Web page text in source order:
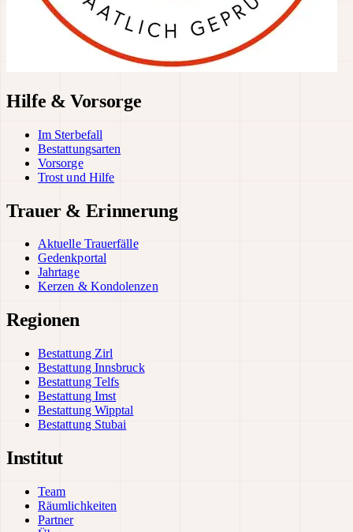
Hilfe & Vorsorge
Im Sterbefall
Bestattungsarten
Vorsorge
Trost und Hilfe
Trauer & Erinnerung
Aktuelle Trauerfälle
Gedenkportal
Jahrtage
Kerzen & Kondolenzen
Regionen
Bestattung Zirl
Bestattung Innsbruck
Bestattung Telfs
Bestattung Imst
Bestattung Wipptal
Bestattung Stubai
Institut
Team
Räumlichkeiten
Partner